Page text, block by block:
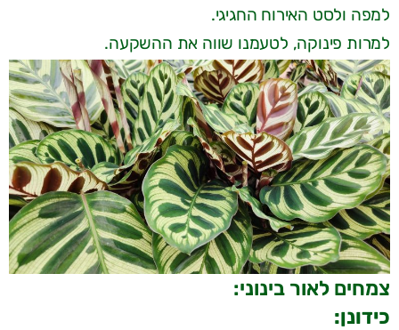
למפה ולסט האירוח החגיגי.
למרות פינוקה, לטעמנו שווה את ההשקעה.
צמחים לאור בינוני:
כידונן: